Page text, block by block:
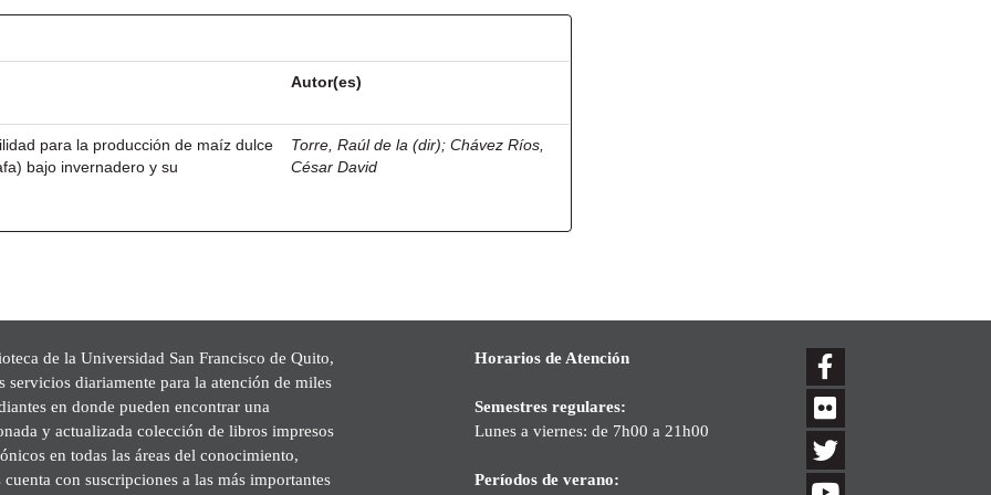
Autor(es)
para la producción de maíz dulce
bajo invernadero y su
Torre, Raúl de la (dir);Chávez Ríos,
César David
de la Universidad San Francisco de Quito,
servicios diariamente para la atención de miles
en donde pueden encontrar una
y actualizada colección de libros impresos
en todas las áreas del conocimiento,
cuenta con suscripciones a las más importantes
Horarios de Atención
Semestres regulares:
Lunes a viernes: de 7h00 a 21h00
Períodos de verano: